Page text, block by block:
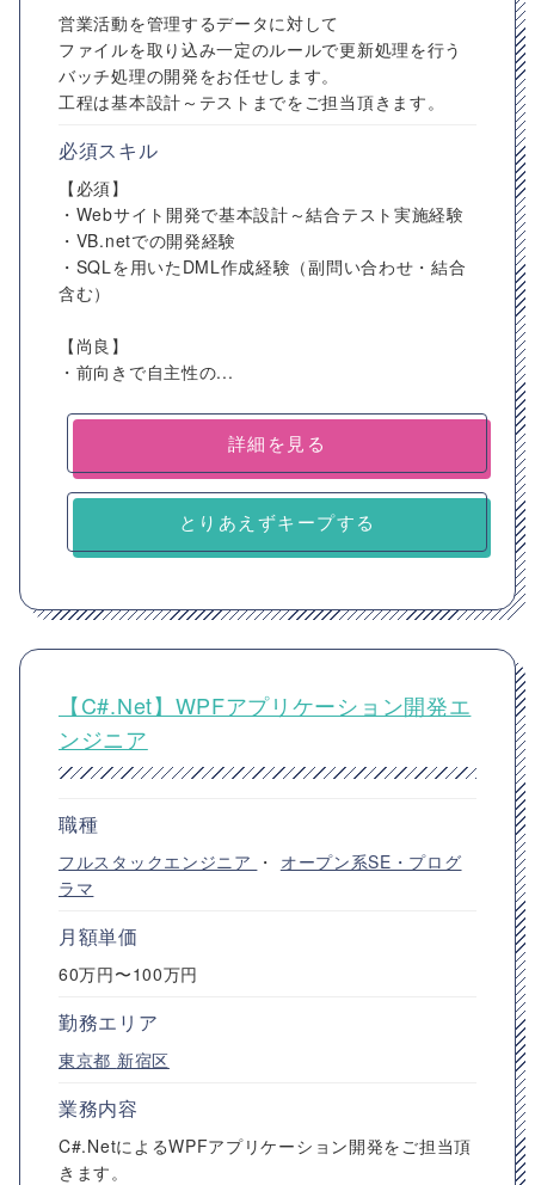
営業活動を管理するデータに対して
ファイルを取り込み一定のルールで更新処理を行う
バッチ処理の開発をお任せします。
工程は基本設計～テストまでをご担当頂きます。
必須スキル
【必須】
・Webサイト開発で基本設計～結合テスト実施経験
・VB.netでの開発経験
・SQLを用いたDML作成経験（副問い合わせ・結合
含む）
【尚良】
・前向きで自主性の...
詳細を見る
とりあえずキープする
【C#.Net】WPFアプリケーション開発エ
ンジニア
職種
フルスタックエンジニア ・ オープン系SE・プログ
ラマ
月額単価
60万円〜100万円
勤務エリア
東京都 新宿区
業務内容
C#.NetによるWPFアプリケーション開発をご担当頂
きます。